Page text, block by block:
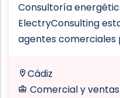
Consultoría
ElectryConsulting
agentes comerciales
Cádiz
Comercial y ventas